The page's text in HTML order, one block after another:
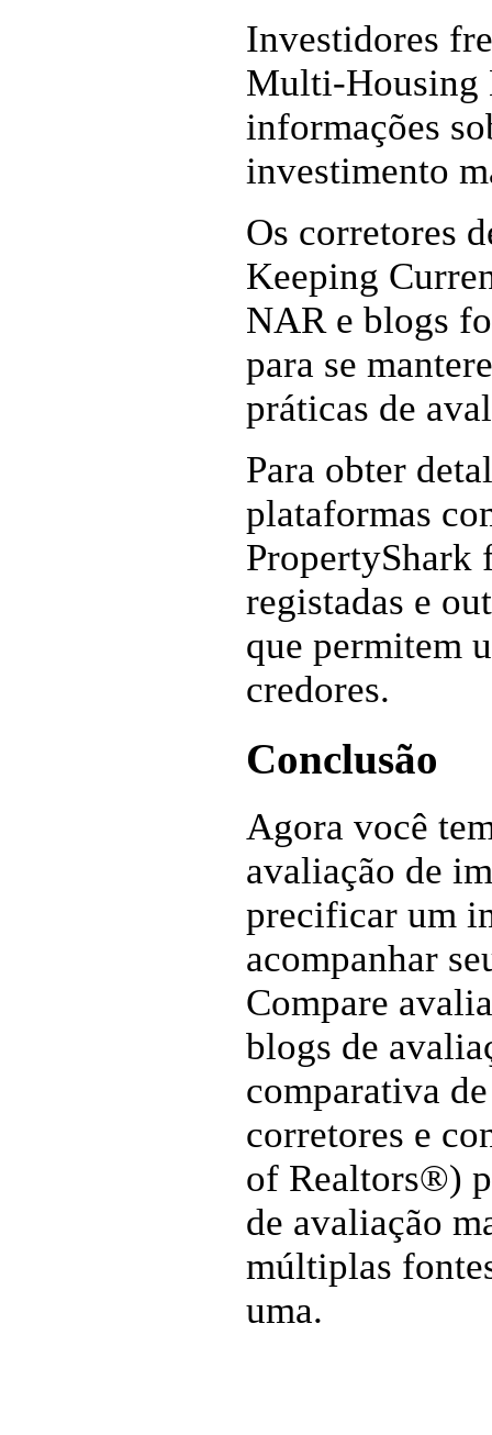
Investidores
Multi-Housing
informações
investimento
Os corretores
Keeping
NAR e blogs
para se
práticas de
Para obter
plataformas
PropertyShark
registadas e
que permitem
credores.
Conclusão
Agora você
avaliação de
precificar um
acompanhar
Compare
blogs de
comparativa
corretores e
of Realtors®)
de avaliação
múltiplas
uma.